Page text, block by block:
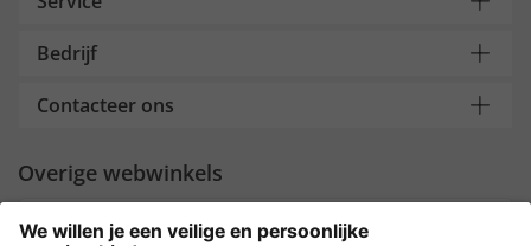
Bedrijf
Contacteer ons
Overige webwinkels
Nederland